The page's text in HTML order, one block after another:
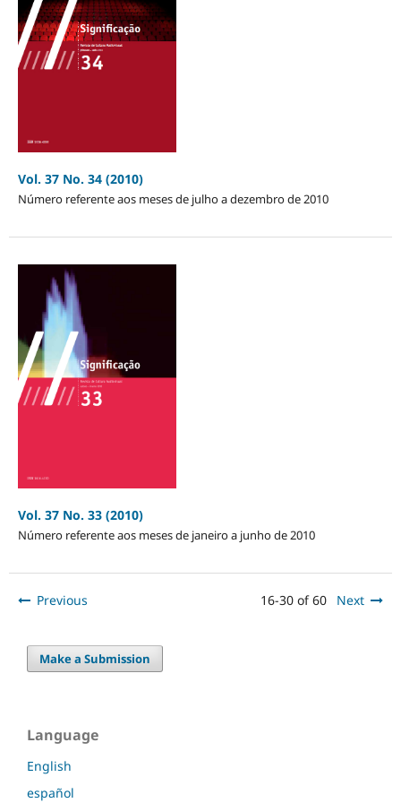
Vol. 37 No. 34 (2010)
Número referente aos meses de julho a dezembro de 2010
Vol. 37 No. 33 (2010)
Número referente aos meses de janeiro a junho de 2010
Previous 16-30 of 60 Next
Make a Submission
Language
English
español